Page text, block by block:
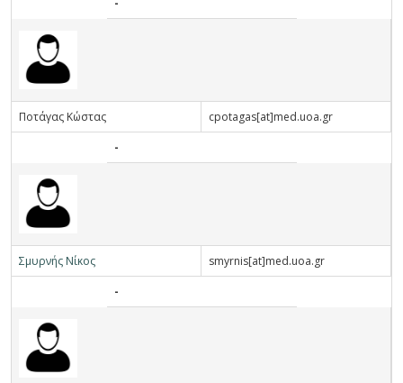
-
Ποτάγας Κώστας
cpotagas[at]med.uoa.gr
-
Σμυρνής Νίκος
smyrnis[at]med.uoa.gr
-